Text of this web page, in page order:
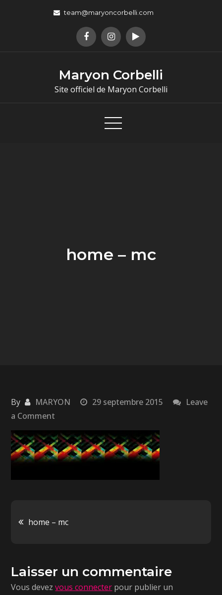
team@maryoncorbelli.com
Maryon Corbelli
Site officiel de Maryon Corbelli
home – mc
By MARYON 29 septembre 2015
Leave
a Comment
home – mc
Laisser un commentaire
Vous devezvous connecter pour publier un